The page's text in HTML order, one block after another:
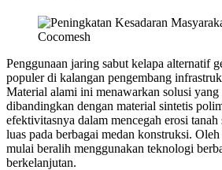
Penggunaan jaring sabut kelapa alternatif
populer di kalangan pengembang
Material alami ini menawarkan solusi yang
dibandingkan dengan material sintetis
efektivitasnya dalam mencegah erosi tanah
luas pada berbagai medan konstruksi.
mulai beralih menggunakan teknologi
berkelanjutan.